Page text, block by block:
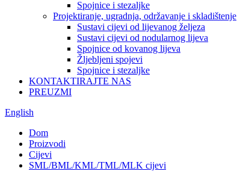
Spojnice i stezaljke
Projektiranje, ugradnja, održavanje i skladištenje
Sustavi cijevi od lijevanog željeza
Sustavi cijevi od nodularnog lijeva
Spojnice od kovanog lijeva
Žljebljeni spojevi
Spojnice i stezaljke
KONTAKTIRAJTE NAS
PREUZMI
English
Dom
Proizvodi
Cijevi
SML/BML/KML/TML/MLK cijevi